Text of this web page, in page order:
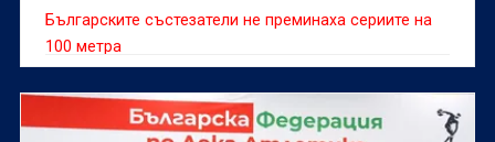
Българските състезатели не преминаха сериите на
100 метра